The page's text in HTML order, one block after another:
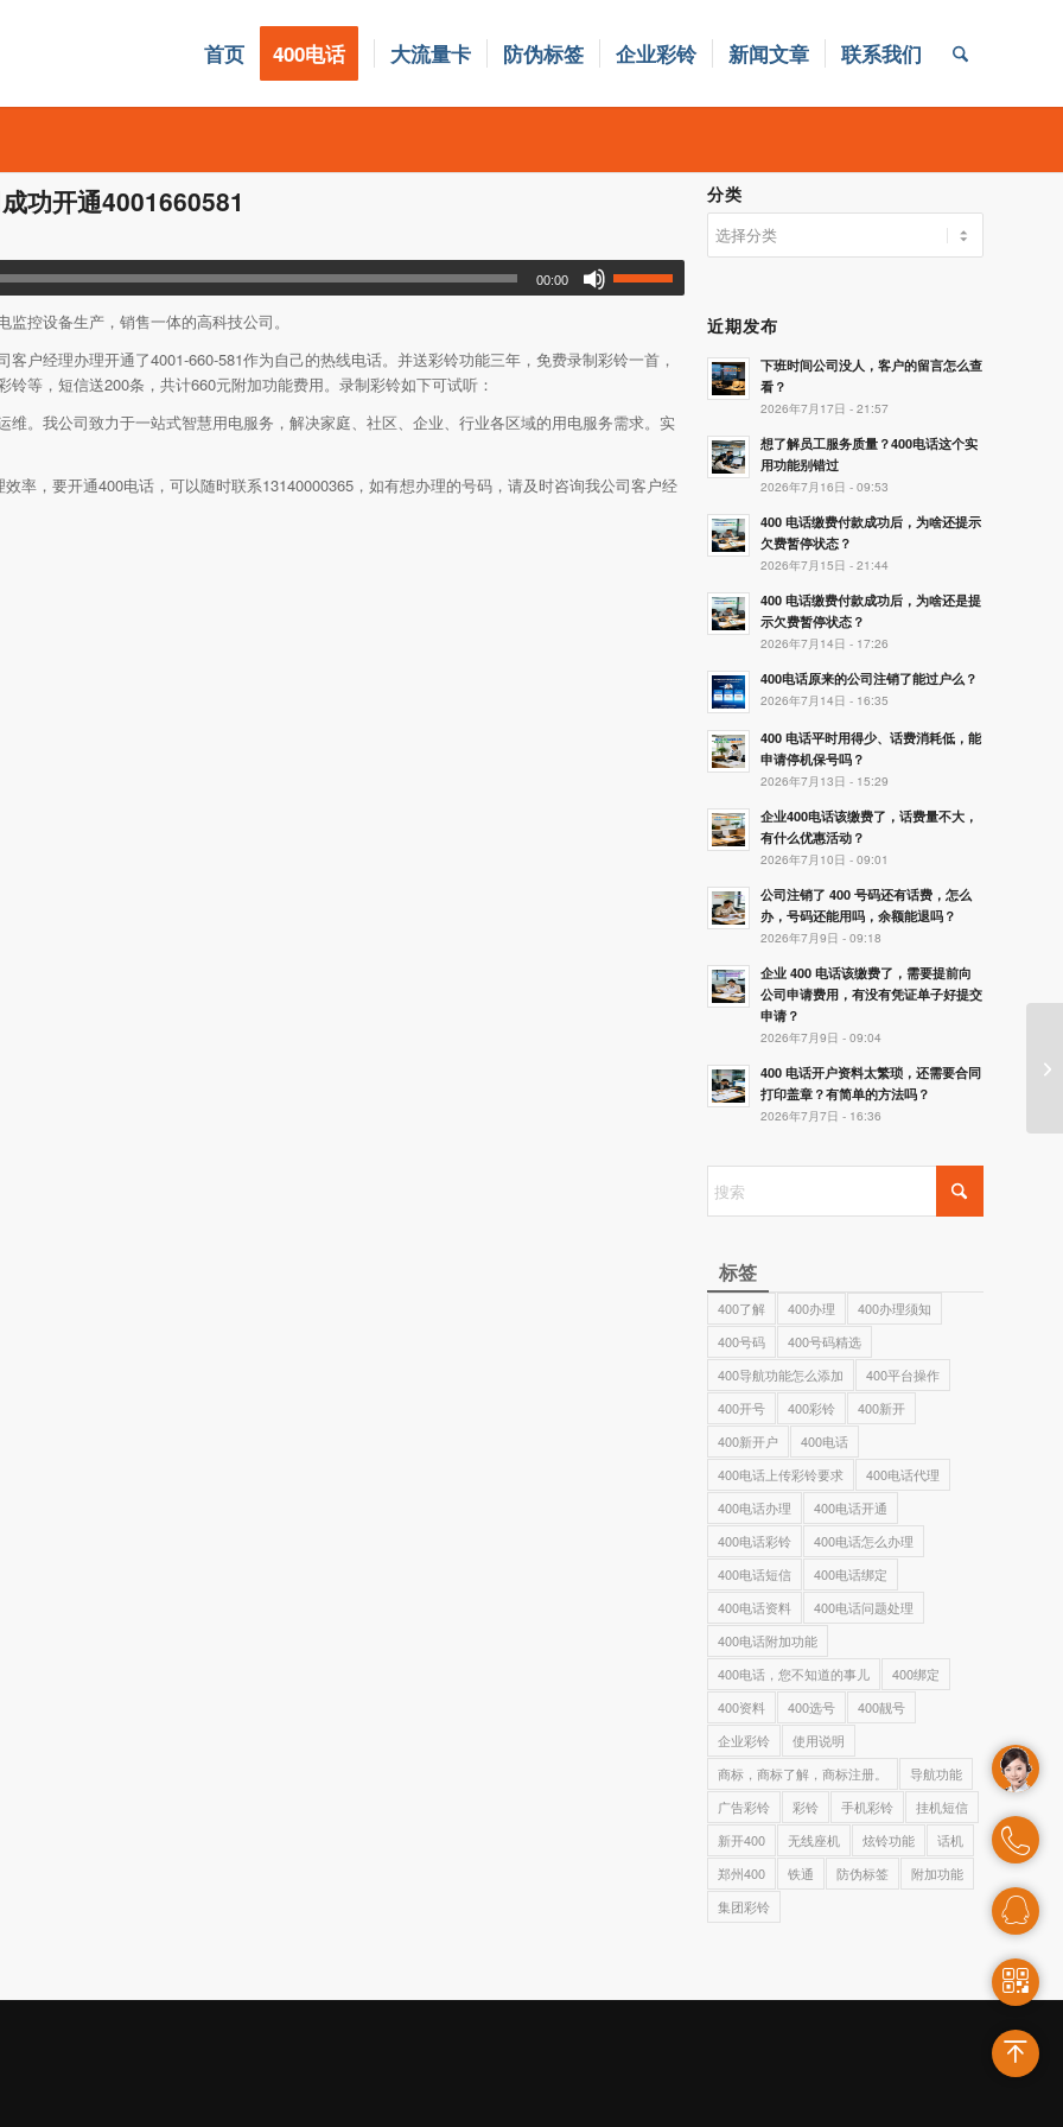
首页 400电话 大流量卡 防伪标签 企业彩铃 新闻文章 联系我们
功开通4001660581
00:00
控设备生产，销售一体的高科技公司。
户经理办理开通了4001-660-581作为自己的热线电话。并送彩铃功能三年，免费录制彩铃一首，
等，短信送200条，共计660元附加功能费用。录制彩铃如下可试听：
维。我公司致力于一站式智慧用电服务，解决家庭、社区、企业、行业各区域的用电服务需求。实
率，要开通400电话，可以随时联系13140000365，如有想办理的号码，请及时咨询我公司客户经
分类
类
近期发布
下班时间公司没人，客户的留言怎么查
看？
2026年7月17日 - 21:57
想了解员工服务质量？400电话这个实
用功能别错过
2026年7月16日 - 09:53
400 电话缴费付款成功后，为啥还提示
欠费暂停状态？
2026年7月15日 - 21:44
400 电话缴费付款成功后，为啥还是提
示欠费暂停状态？
2026年7月14日 - 17:26
400电话原来的公司注销了能过户么？
2026年7月14日 - 16:35
400 电话平时用得少、话费消耗低，能
申请停机保号吗？
2026年7月13日 - 15:29
企业400电话该缴费了，话费量不大，
有什么优惠活动？
2026年7月10日 - 09:01
公司注销了 400 号码还有话费，怎么
办，号码还能用吗，余额能退吗？
2026年7月9日 - 09:18
企业 400 电话该缴费了，需要提前向
公司申请费用，有没有凭证单子好提交
申请？
2026年7月9日 - 09:04
400 电话开户资料太繁琐，还需要合同
打印盖章？有简单的方法吗？
2026年7月7日 - 16:36
标签
400了解 400办理
400办理须知
400号码
400号码精选
400导航功能怎么添加
400平台操作
400开号
400彩铃
400新开
400新开户
400电话
400电话上传彩铃要求
400电话代理
400电话办理
400电话开通
400电话彩铃
400电话怎么办理
400电话短信
400电话绑定
400电话资料
400电话问题处理
400电话附加功能
400电话，您不知道的事儿
400绑定
400资料
400选号
400靓号
企业彩铃
使用说明
商标，商标了解，商标注册。
导航功能
广告彩铃
彩铃 手机彩铃
挂机短信
新开400
无线座机 炫铃功能
话机
郑州400
铁通 防伪标签
附加功能
集团彩铃